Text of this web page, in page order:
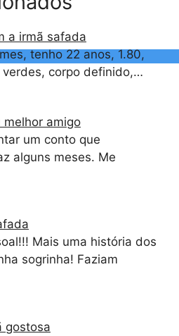
a irmã safada
tenho 22 anos, 1.80,
corpo definido,…
melhor amigo
um conto que
alguns meses. Me
Mais uma história dos
sogrinha! Faziam
gostosa